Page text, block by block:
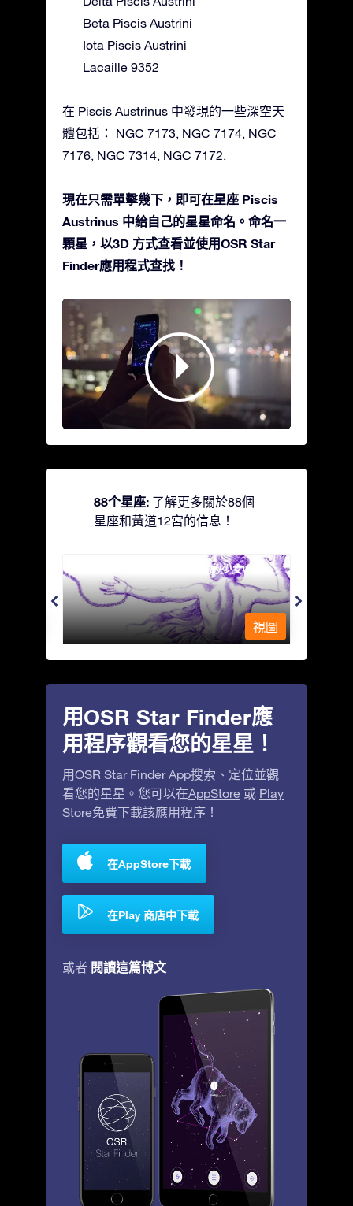
Beta Piscis Austrini
Iota Piscis Austrini
Lacaille 9352
在 Piscis Austrinus 中發現的一些深空天
體包括： NGC 7173, NGC 7174, NGC
7176, NGC 7314, NGC 7172.
現在只需單擊幾下，即可在星座 Piscis
Austrinus 中給自己的星星命名。命名一
顆星，以3D 方式查看並使用OSR Star
Finder應用程式查找！
88个星座: 了解更多關於88個
星座和黃道12宮的信息！
Andromeda - 被鐵鍊鎖著的少女
視圖
用OSR Star Finder應
用程序觀看您的星星！
用OSR Star Finder App搜索、定位並觀
看您的星星。您可以在AppStore 或 Play
Store免費下載該應用程序！
在AppStore下載
在Play 商店中下載
或者 閱讀這篇博文